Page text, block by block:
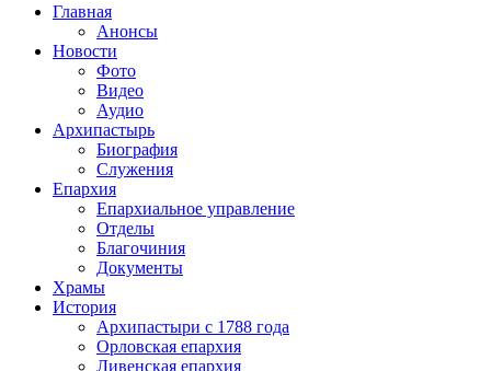
Главная
Анонсы
Новости
Фото
Видео
Аудио
Архипастырь
Биография
Служения
Епархия
Епархиальное управление
Отделы
Благочиния
Документы
Храмы
История
Архипастыри с 1788 года
Орловская епархия
Ливенская епархия